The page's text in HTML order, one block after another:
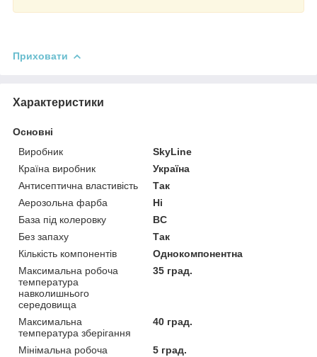
Приховати
Характеристики
Основні
Виробник
SkyLine
Країна виробник
Україна
Антисептична властивість
Так
Аерозольна фарба
Ні
База під колеровку
BC
Без запаху
Так
Кількість компонентів
Однокомпонентна
Максимальна робоча
температура
навколишнього
середовища
35 град.
Максимальна
температура зберігання
40 град.
Мінімальна робоча
5 град.